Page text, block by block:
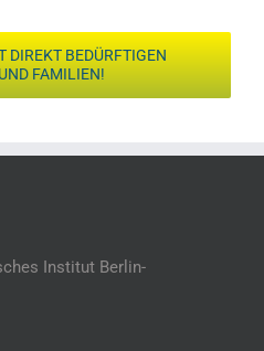
DIREKT BEDÜRFTIGEN
FAMILIEN!
Institut Berlin-